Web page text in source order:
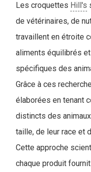
Les croquettes Hill's
de vétérinaires, de
travaillent en étroite
aliments équilibrés
spécifiques des
Grâce à ces
élaborées en tenant
distincts des
taille, de leur race et
Cette approche
chaque produit